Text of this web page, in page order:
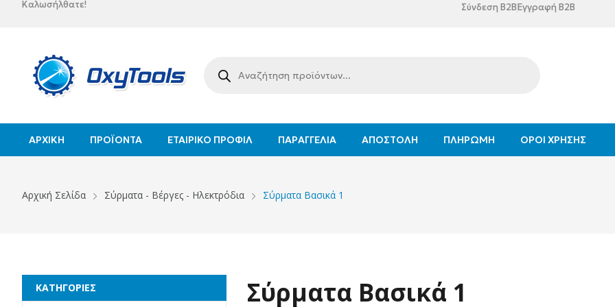
Καλωσήλθατε! Σύνδεση B2BΕγγραφή B2B
ΑΡΧΙΚΉ ΠΡΟΪΌΝΤΑ ΕΤΑΙΡΙΚΌ ΠΡΟΦΊΛ ΠΑΡΑΓΓΕΛΊΑ ΑΠΟΣΤΟΛΉ ΠΛΗΡΩΜΉ ΌΡΟΙ ΧΡΉΣΗΣ
Αρχική Σελίδα Σύρματα - Βέργες - Ηλεκτρόδια Σύρματα Βασικά 1
Σύρματα Βασικά 1
ΚΑΤΗΓΟΡΙΕΣ